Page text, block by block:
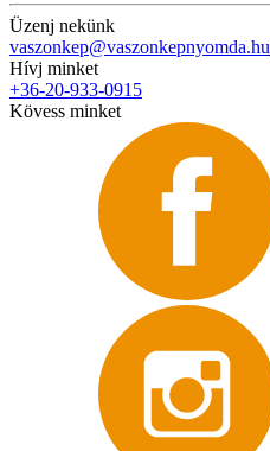
Üzenj nekünk
vaszonkep@vaszonkepnyomda.hu
Hívj minket
+36-20-933-0915
Kövess minket